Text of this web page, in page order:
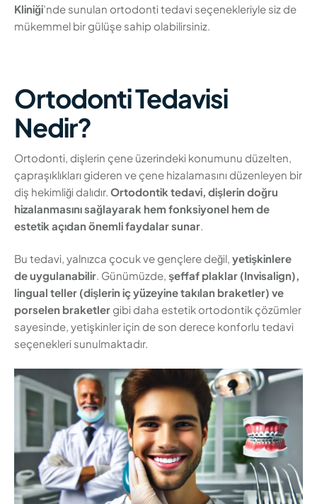
Kliniği’nde sunulan ortodonti tedavi seçenekleriyle siz de
mükemmel bir gülüşe sahip olabilirsiniz.
Ortodonti Tedavisi
Nedir?
Ortodonti, dişlerin çene üzerindeki konumunu düzelten,
çapraşıklıkları gideren ve çene hizalamasını düzenleyen bir
diş hekimliği dalıdır. Ortodontik tedavi, dişlerin doğru
hizalanmasını sağlayarak hem fonksiyonel hem de
estetik açıdan önemli faydalar sunar.
Bu tedavi, yalnızca çocuk ve gençlere değil, yetişkinlere
de uygulanabilir. Günümüzde, şeffaf plaklar (Invisalign),
lingual teller (dişlerin iç yüzeyine takılan braketler) ve
porselen braketler gibi daha estetik ortodontik çözümler
sayesinde, yetişkinler için de son derece konforlu tedavi
seçenekleri sunulmaktadır.